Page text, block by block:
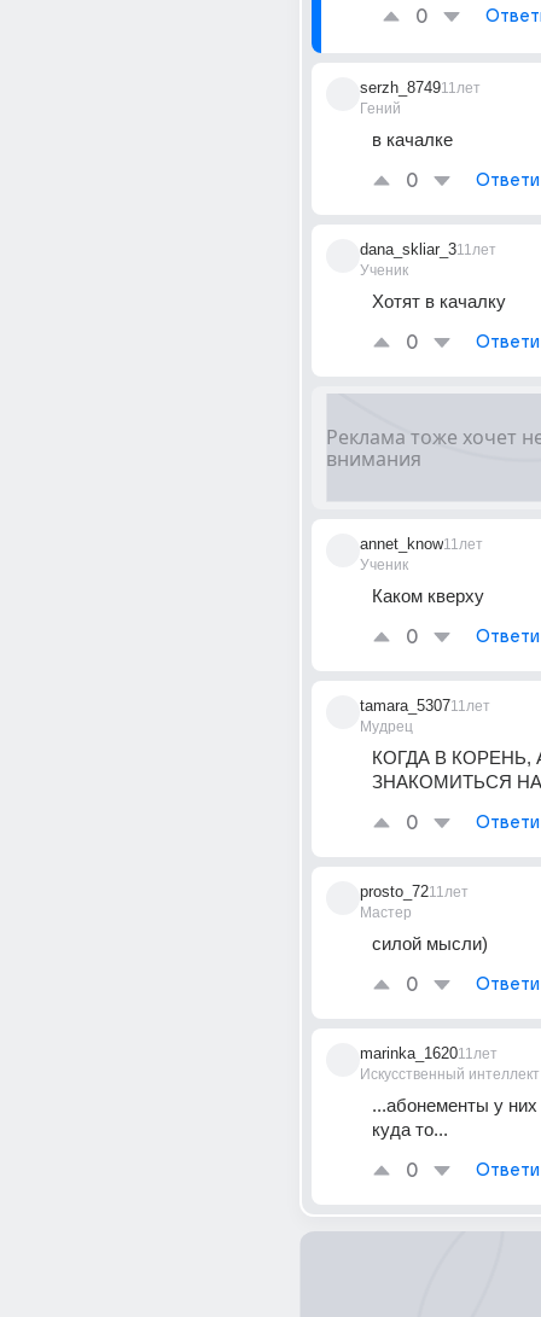
0
serzh_8749
Гений
11лет
в качалке
0
dana_skliar_3
Ученик
11лет
Хотят в качалку
0
annet_know
Ученик
11лет
Каком кверху
0
tamara_5307
Мудрец
11лет
КОГДА В КОРЕНЬ,
ЗНАКОМИТЬСЯ
0
prosto_72
Мастер
11лет
силой мысли)
0
marinka_1620
Искусственный интеллект
11лет
...абонементы у
куда то...
0